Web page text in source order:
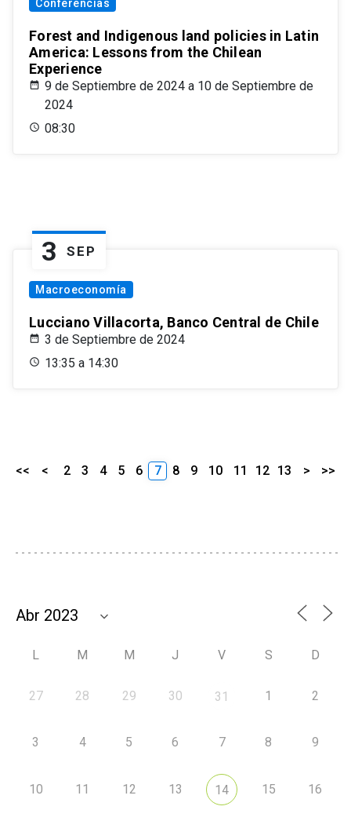
Conferencias
Forest and Indigenous land policies in Latin
America: Lessons from the Chilean
Experience
9 de Septiembre de 2024 a 10 de Septiembre de
2024
08:30
3 SEP
Macroeconomía
Lucciano Villacorta, Banco Central de Chile
3 de Septiembre de 2024
13:35 a 14:30
<< < 2 3 4 5 6 7 8 9 10 11 12 13 > >>
L M M J V S D
27 28 29 30 31 1 2
3 4 5 6 7 8 9
10 11 12 13 14 15 16